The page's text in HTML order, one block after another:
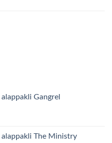
Gangrel
The Ministry